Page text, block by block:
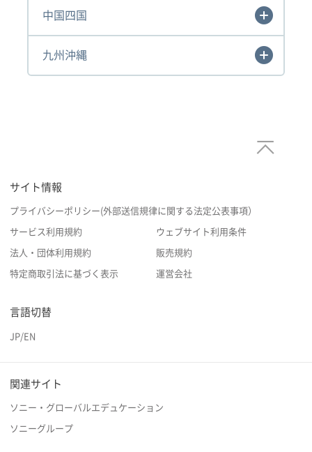
中国四国
九州沖縄
サイト情報
プライバシーポリシー(外部送信規律に関する法定公表事項）
サービス利用規約 ウェブサイト利用条件
法人・団体利用規約 販売規約
特定商取引法に基づく表示 運営会社
言語切替
JP/EN
関連サイト
ソニー・グローバルエデュケーション
ソニーグループ